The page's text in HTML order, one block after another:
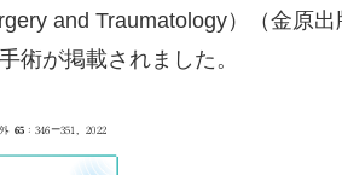
and Traumatology）（金原
術が掲載されました。